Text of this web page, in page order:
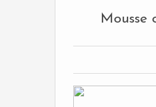
Mousse